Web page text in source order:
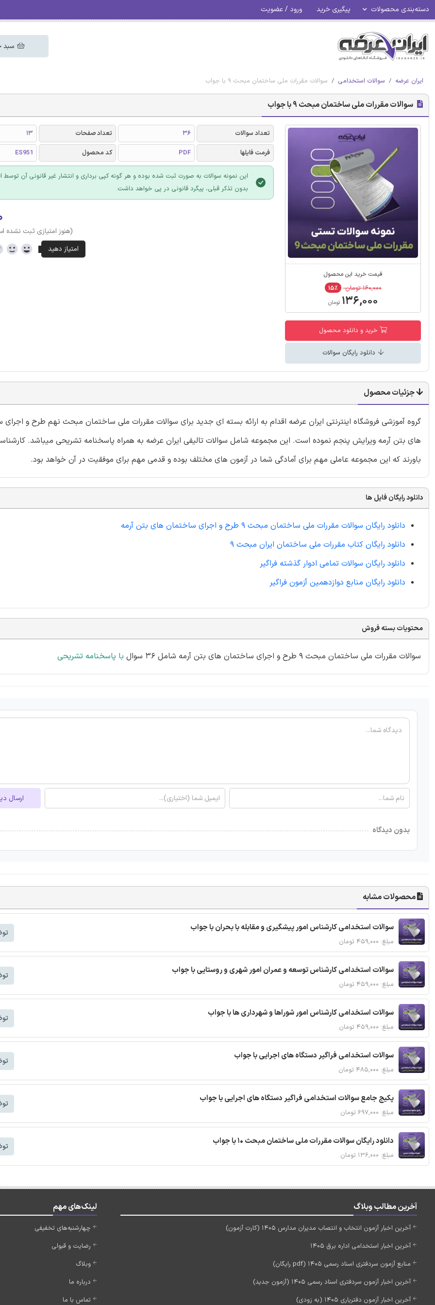
دسته‌بندی محصولات پیگیری خرید ورود / عضویت
سبد
ایران عرضه سوالات استخدامی سوالات مقررات ملی ساختمان مبحث 9 با جواب
سوالات مقررات ملی ساختمان مبحث 9 با جواب
قیمت خرید این محصول
۱۶۰,۰۰۰ تومان ۱۵٪
۱۳۶,۰۰۰ تومان
خرید و دانلود محصول
دانلود رایگان سوالات
تعداد سوالات 36 تعداد صفحات
13
فرمت فایلها
PDF کد محصول ES951
این نمونه سوالات به صورت ثبت شده بوده و هر گونه کپی برداری و انتشار غیر قانونی آن توسط
بدون تذکر قبلی، پیگرد قانونی در پی خواهد داشت.
(هنوز امتیازی ثبت نشده
جزئیات محصول
گروه آموزشی فروشگاه اینترنتی ایران عرضه اقدام به ارائه بسته ای جدید برای سوالات مقررات ملی ساختمان مبحث نهم طرح و
های بتن آرمه ویرایش پنجم نموده است. این مجموعه شامل سوالات تالیفی ایران عرضه به همراه پاسخنامه تشریحی میباشد.
باورند که این مجموعه عاملی مهم برای آمادگی شما در آزمون های مختلف بوده و قدمی مهم برای موفقیت در آن خواهد بود.
دانلود رایگان فایل ها
دانلود رایگان سوالات مقررات ملی ساختمان مبحث 9 طرح و اجرای ساختمان های بتن آرمه
دانلود رایگان کتاب مقررات ملی ساختمان ایران مبحث 9
دانلود رایگان سوالات تمامی ادوار گذشته فراگیر
دانلود رایگان منابع دوازدهمین آزمون فراگیر
محتویات بسته فروش
سوالات مقررات ملی ساختمان مبحث 9 طرح و اجرای ساختمان های بتن آرمه شامل 36 سوال با پاسخنامه تشریحی
ارسال
بدون دیدگاه
محصولات مشابه
سوالات استخدامی کارشناس امور پیشگیری و مقابله با بحران با جواب
مبلغ: ۴۵۹,۰۰۰ تومان
سوالات استخدامی کارشناس توسعه و عمران امور شهری و روستایی با جواب
مبلغ: ۴۵۹,۰۰۰ تومان
سوالات استخدامی کارشناس امور شوراها و شهرداری ها با جواب
مبلغ: ۴۵۹,۰۰۰ تومان
سوالات استخدامی فراگیر دستگاه های اجرایی با جواب
مبلغ: ۴۸۵,۰۰۰ تومان
پکیج جامع سوالات استخدامی فراگیر دستگاه های اجرایی با جواب
مبلغ: ۶۹۷,۰۰۰ تومان
دانلود رایگان سوالات مقررات ملی ساختمان مبحث 10 با جواب
مبلغ: ۱۳۶,۰۰۰ تومان
آخرین مطالب وبلاگ
آخرین اخبار آزمون انتخاب و انتصاب مدیران مدارس 1405 (کارت آزمون)
آخرین اخبار استخدامی اداره برق 1405
منابع آزمون سردفتری اسناد رسمی 1405 (pdf رایگان)
آخرین اخبار آزمون سردفتری اسناد رسمی 1405 (آزمون جدید)
آخرین اخبار آزمون دفتریاری 1405 (به زودی)
لینک‌های مهم
چهارشنبه‌های تخفیفی
رضایت و قبولی
وبلاگ
درباره ما
تماس با ما